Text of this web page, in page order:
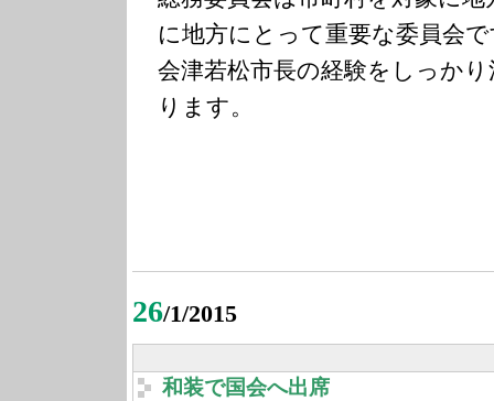
に地方にとって重要な委員会
会津若松市長の経験をしっか
ります。
26/1/2015
和装で国会へ出席